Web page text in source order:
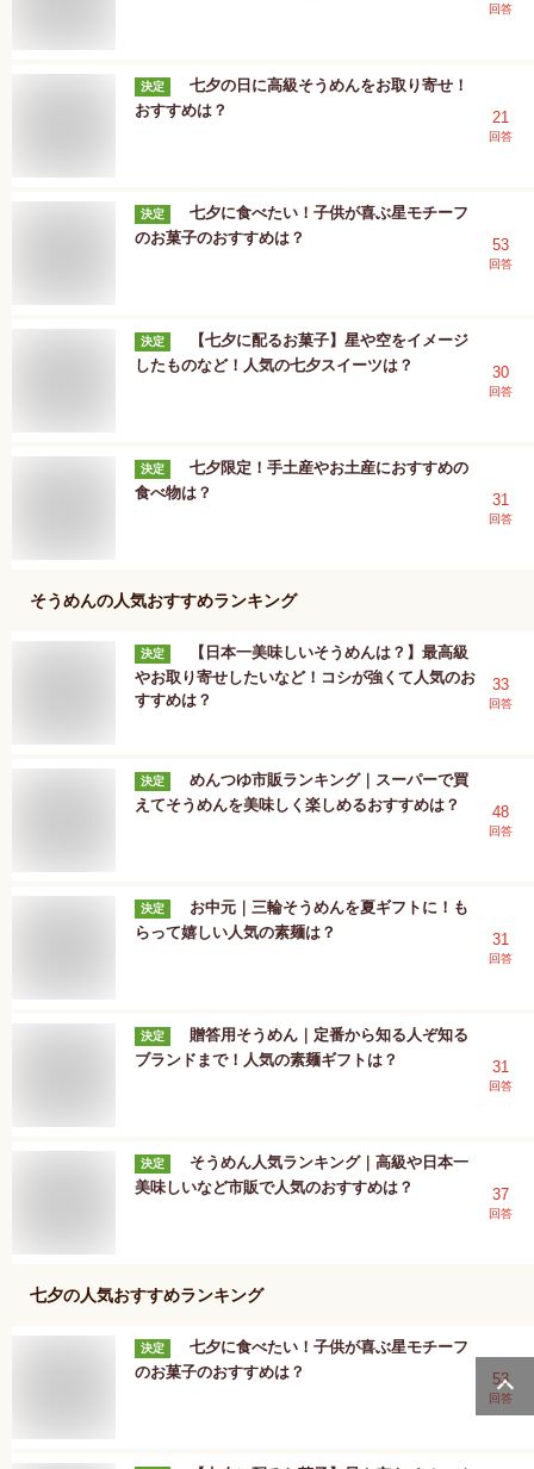
回答
決定
七夕の日に高級そうめんをお取り寄せ！
おすすめは？
21
回答
決定
七夕に食べたい！子供が喜ぶ星モチーフ
のお菓子のおすすめは？
53
回答
決定
【七夕に配るお菓子】星や空をイメージ
したものなど！人気の七夕スイーツは？
30
回答
決定
七夕限定！手土産やお土産におすすめの
食べ物は？
31
回答
そうめんの人気おすすめランキング
決定
【日本一美味しいそうめんは？】最高級
やお取り寄せしたいなど！コシが強くて人気のお
すすめは？
33
回答
決定
めんつゆ市販ランキング｜スーパーで買
えてそうめんを美味しく楽しめるおすすめは？
48
回答
決定
お中元｜三輪そうめんを夏ギフトに！も
らって嬉しい人気の素麺は？
31
回答
決定
贈答用そうめん｜定番から知る人ぞ知る
ブランドまで！人気の素麺ギフトは？
31
回答
決定
そうめん人気ランキング｜高級や日本一
美味しいなど市販で人気のおすすめは？
37
回答
七夕の人気おすすめランキング
決定
七夕に食べたい！子供が喜ぶ星モチーフ
のお菓子のおすすめは？
53
回答